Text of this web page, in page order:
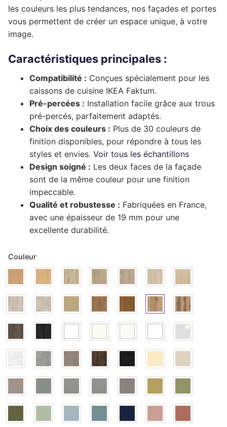
Complément rénovation de cuisine
Façade de tiroir
Complément rénovation de cuisine
Façade de porte
Façade de tiroir
Complément rénovation de cuisine
Pour caissons Ixina
Façade de porte
Façade de tiroir
Complément rénovation de cuisine
Pour caissons Lapeyre
Façade de porte
Façade de tiroir
Complément rénovation de cuisine
Pour caissons Mobalpa
Façade de porte
Façade de tiroir
Complément rénovation de cuisine
Pour caissons Schmidt
Façade de porte
Façade de tiroir
Complément rénovation de cuisine
Pour caissons SoCoo’c
Façade de porte
Façade de tiroir
Complément rénovation de cuisine
les couleurs les plus tendances, nos façades et portes
vous permettent de créer un espace unique, à votre
image.
Caractéristiques principales :
Compatibilité : Conçues spécialement pour les
caissons de cuisine IKEA Faktum.
Pré-percées : Installation facile grâce aux trous
pré-percés, parfaitement adaptés.
Choix des couleurs : Plus de 30 couleurs de
finition disponibles, pour répondre à tous les
styles et envies. Voir tous les échantillons
Design soigné : Les deux faces de la façade
sont de la même couleur pour une finition
impeccable.
Qualité et robustesse : Fabriquées en France,
avec une épaisseur de 19 mm pour une
excellente durabilité.
Couleur